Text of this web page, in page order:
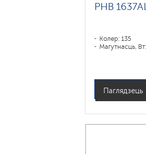
PHB
Колер: 135
Магутнасць,
Паглядзець